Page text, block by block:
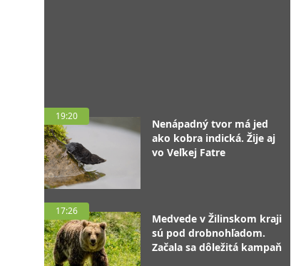
19:20
Nenápadný tvor má jed
ako kobra indická. Žije aj
vo Veľkej Fatre
17:26
Medvede v Žilinskom kraji
sú pod drobnohľadom.
Začala sa dôležitá kampaň